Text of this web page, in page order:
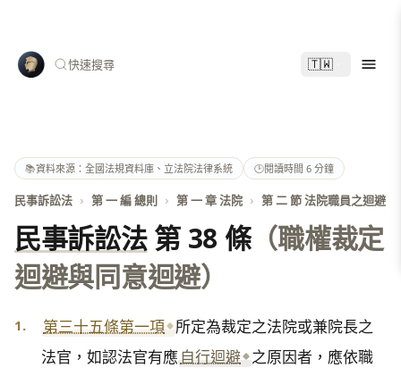
快速搜尋 🇹🇼
📚資料來源：全國法規資料庫、立法院法律系統 🕑閱讀時間 6 分鐘
民事訴訟法 › 第 一 編 總則 › 第 一 章 法院 › 第 二 節 法院職員之迴避
民事訴訟法第 38 條（職權裁定
迴避與同意迴避）
1. 第三十五條第一項 所定為裁定之法院或兼院長之
法官，如認法官有應自行迴避 之原因者，應依職